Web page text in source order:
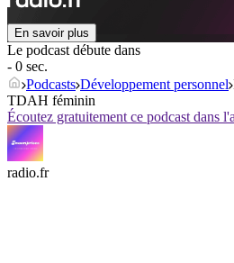
En savoir plus
Le podcast débute dans
- 0 sec.
Podcasts Développement personnel
TDAH féminin
Écoutez gratuitement ce podcast dans
radio.fr